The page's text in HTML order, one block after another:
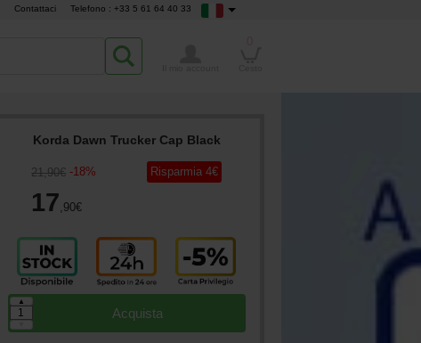
Contattaci Telefono : +33 5 61 64 40 33
Korda Dawn Trucker Cap Black
21,90€ -18%
17,90€
Risparmia 4€
Acquista
▲